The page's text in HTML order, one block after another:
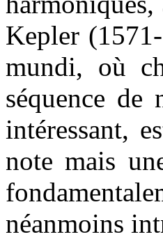
Kepler
mundi, où
séquence de
intéressant,
note mais
néanmoins